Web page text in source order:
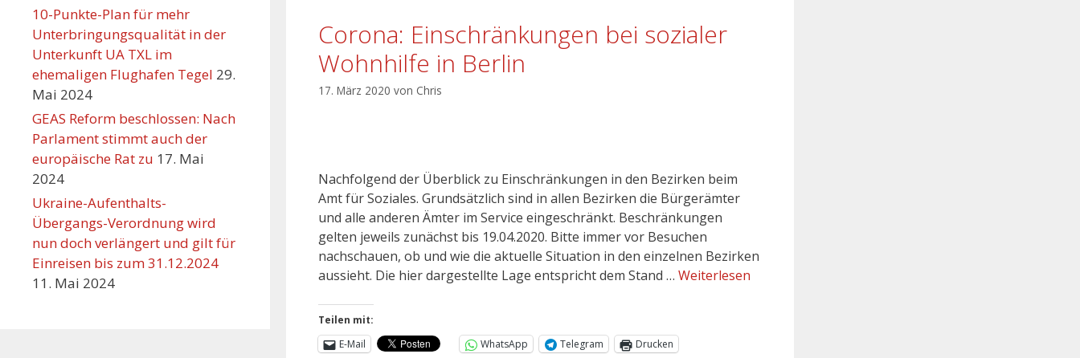
Corona: Einschränkungen bei sozialer
Wohnhilfe in Berlin
17. März 2020 von Chris
Nachfolgend der Überblick zu Einschränkungen in den Bezirken beim
Amt für Soziales. Grundsätzlich sind in allen Bezirken die Bürgerämter
und alle anderen Ämter im Service eingeschränkt. Beschränkungen
gelten jeweils zunächst bis 19.04.2020. Bitte immer vor Besuchen
nachschauen, ob und wie die aktuelle Situation in den einzelnen Bezirken
aussieht. Die hier dargestellte Lage entspricht dem Stand … Weiterlesen
Teilen mit:
E-Mail
WhatsApp Telegram Drucken
10-Punkte-Plan für mehr
Unterbringungsqualität in der
Unterkunft UA TXL im
ehemaligen Flughafen Tegel 29.
Mai 2024
GEAS Reform beschlossen: Nach
Parlament stimmt auch der
europäische Rat zu 17. Mai
2024
Ukraine-Aufenthalts-
Übergangs-Verordnung wird
nun doch verlängert und gilt für
Einreisen bis zum 31.12.2024
11. Mai 2024